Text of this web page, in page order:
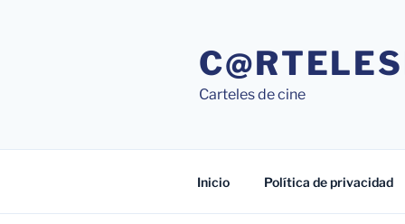
Carteles de cine
Inicio Política de privacidad